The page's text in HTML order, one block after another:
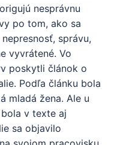
nesprávnu
po tom, ako sa
správu,
vyvrátené. Vo
poskytli článok o
Podľa článku bola
mladá žena. Ale u
v texte aj
sa objavilo